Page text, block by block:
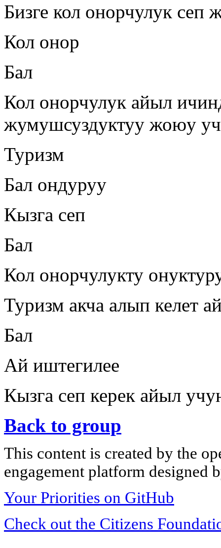
Бизге кол онорчулук сеп
Кол онор
Бал
Кол онорчулук айыл
жумушсуздуктуу жоюу
Туризм
Бал ондуруу
Кызга сеп
Бал
Кол онорчулукту
Туризм акча алып келет
Бал
Ай иштегилее
Кызга сеп керек айыл
Back to group
This content is created by the
engagement platform designed
Your Priorities on GitHub
Check out the Citizens